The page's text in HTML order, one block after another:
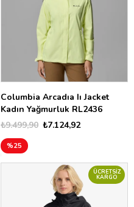
Columbia Arcadıa Iı Jacket
Kadın Yağmurluk RL2436
₺7.124,92
₺9.499,90
%25
ÜCRETSIZ
KARGO